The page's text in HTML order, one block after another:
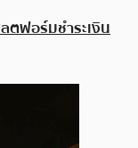
ตฟอร์มชำระเงิน